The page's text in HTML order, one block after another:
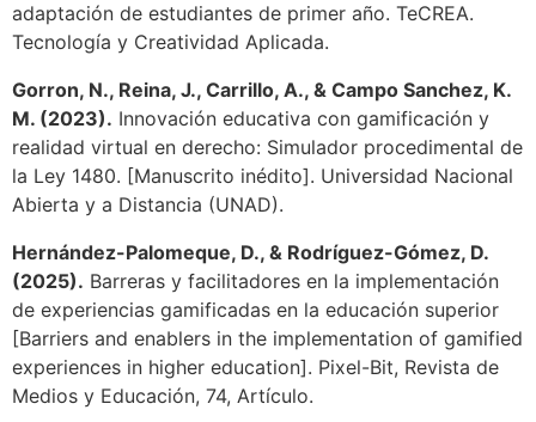
adaptación de estudiantes de primer año. TeCREA.
Tecnología y Creatividad Aplicada.
Gorron, N., Reina, J., Carrillo, A., & Campo Sanchez, K.
M. (2023). Innovación educativa con gamificación y
realidad virtual en derecho: Simulador procedimental de
la Ley 1480. [Manuscrito inédito]. Universidad Nacional
Abierta y a Distancia (UNAD).
Hernández-Palomeque, D., & Rodríguez-Gómez, D.
(2025). Barreras y facilitadores en la implementación
de experiencias gamificadas en la educación superior
[Barriers and enablers in the implementation of gamified
experiences in higher education]. Pixel-Bit, Revista de
Medios y Educación, 74, Artículo.